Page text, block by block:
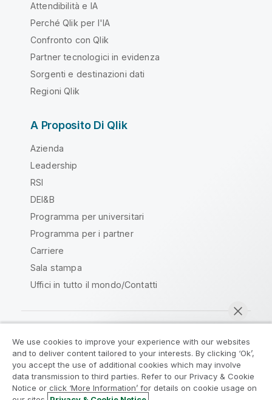
Attendibilità e IA
Perché Qlik per l'IA
Confronto con Qlik
Partner tecnologici in evidenza
Sorgenti e destinazioni dati
Regioni Qlik
A Proposito Di Qlik
Azienda
Leadership
RSI
DEI&B
Programma per universitari
Programma per i partner
Carriere
Sala stampa
Uffici in tutto il mondo/Contatti
Qlik Community
Contratti
Termini del prodotto
Legal Policies
Note Legali
We use cookies to improve your experience with our websites
and to deliver content tailored to your interests. By clicking ‘Ok’,
you accept the use of additional cookies which may involve
data transmission to third parties. Refer to our Privacy & Cookie
Notice or click ‘More Information’ for details on cookie usage on